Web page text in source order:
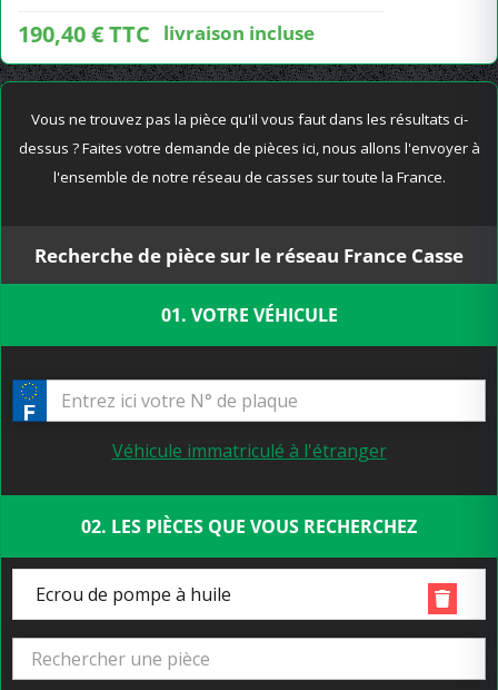
190,40 € TTC livraison incluse
Vous ne trouvez pas la pièce qu'il vous faut dans les résultats ci-
dessus ? Faites votre demande de pièces ici, nous allons l'envoyer à
l'ensemble de notre réseau de casses sur toute la France.
Recherche de pièce sur le réseau France Casse
01. VOTRE VÉHICULE
Véhicule immatriculé à l'étranger
02. LES PIÈCES QUE VOUS RECHERCHEZ
Ecrou de pompe à huile